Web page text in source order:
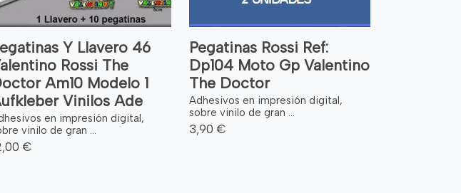
Y Llavero 46
Rossi The
Am10 Modelo 1
Vinilos Ade
en impresión digital,
vinilo de gran ...
€
Pegatinas Rossi Ref:
Dp104 Moto Gp Valentino
The Doctor
Adhesivos en impresión digital,
sobre vinilo de gran ...
3,90 €